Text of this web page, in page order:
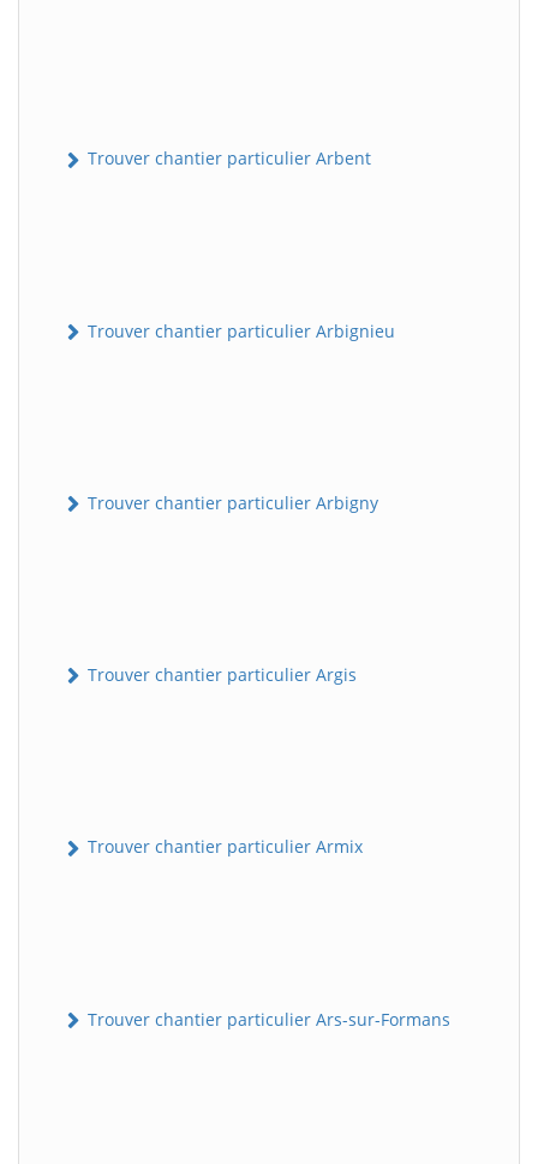
Trouver chantier particulier Arbent
Trouver chantier particulier Arbignieu
Trouver chantier particulier Arbigny
Trouver chantier particulier Argis
Trouver chantier particulier Armix
Trouver chantier particulier Ars-sur-Formans